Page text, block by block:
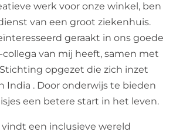
werk voor onze winkel, ben
van een groot ziekenhuis.
geraakt in ons goede
collega van mij heeft, samen met
opgezet die zich inzet
India . Door onderwijs te bieden
een betere start in het leven.
een inclusieve wereld